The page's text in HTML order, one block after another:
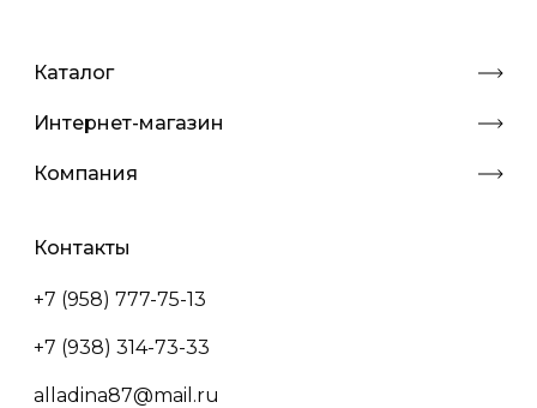
Каталог
Интернет-магазин
Компания
Контакты
+7 (958) 777-75-13
+7 (938) 314-73-33
alladina87@mail.ru